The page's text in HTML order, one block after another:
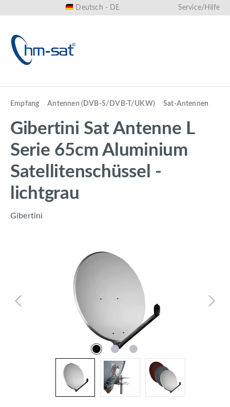
Deutsch - DE Service/Hilfe
Empfang Antennen (DVB-S/DVB-T/UKW) Sat-Antennen
Gibertini Sat Antenne L
Serie 65cm Aluminium
Satellitenschüssel -
lichtgrau
Gibertini